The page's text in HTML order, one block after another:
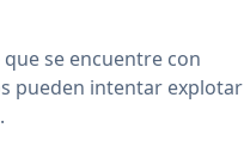
se encuentre con
pueden intentar explotar